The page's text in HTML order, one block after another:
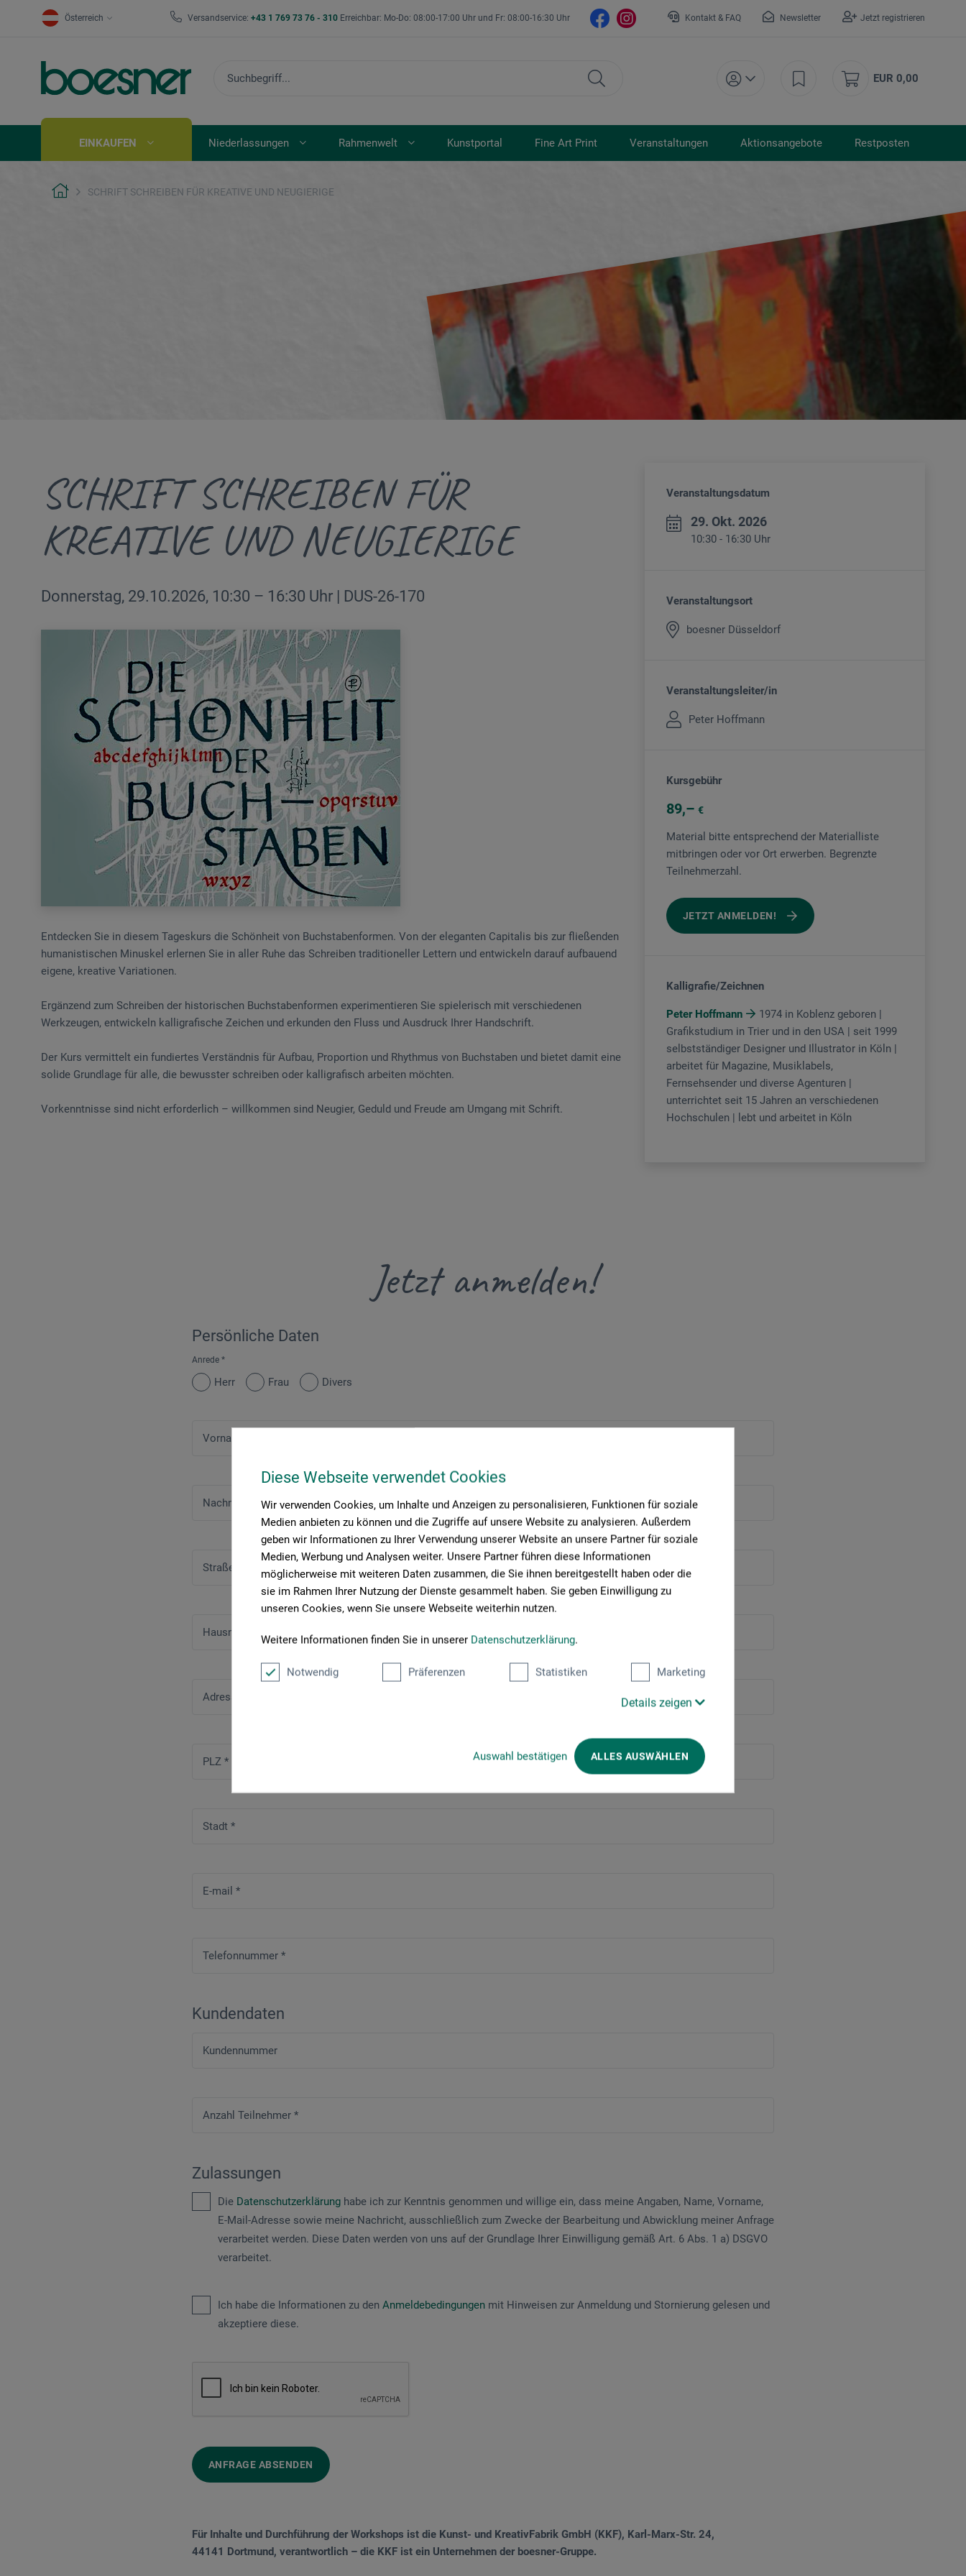
Diese Webseite verwendet Cookies
Wir verwenden Cookies, um Inhalte und Anzeigen zu personalisieren, Funktionen für soziale
Medien anbieten zu können und die Zugriffe auf unsere Website zu analysieren. Außerdem
geben wir Informationen zu Ihrer Verwendung unserer Website an unsere Partner für soziale
Medien, Werbung und Analysen weiter. Unsere Partner führen diese Informationen
möglicherweise mit weiteren Daten zusammen, die Sie ihnen bereitgestellt haben oder die
sie im Rahmen Ihrer Nutzung der Dienste gesammelt haben. Sie geben Einwilligung zu
unseren Cookies, wenn Sie unsere Webseite weiterhin nutzen.
Weitere Informationen finden Sie in unserer Datenschutzerklärung.
Notwendig Präferenzen Statistiken Marketing
Details zeigen
Auswahl bestätigen ALLES AUSWÄHLEN
Österreich Versandservice: +43 1 769 73 76 - 310 Erreichbar: Mo-Do: 08:00-17:00 Uhr und Fr: 08:00-16:30 Uhr Kontakt & FAQ Newsletter Jetzt registrieren
EUR 0,00
EINKAUFEN Niederlassungen Rahmenwelt Kunstportal Fine Art Print Veranstaltungen Aktionsangebote Restposten
SCHRIFT SCHREIBEN FÜR KREATIVE UND NEUGIERIGE
SCHRIFT SCHREIBEN FÜR
KREATIVE UND NEUGIERIGE
Donnerstag, 29.10.2026, 10:30 – 16:30 Uhr | DUS-26-170
Entdecken Sie in diesem Tageskurs die Schönheit von Buchstabenformen. Von der eleganten Capitalis bis zur fließenden
humanistischen Minuskel erlernen Sie in aller Ruhe das Schreiben traditioneller Lettern und entwickeln darauf aufbauend
eigene, kreative Variationen.
Ergänzend zum Schreiben der historischen Buchstabenformen experimentieren Sie spielerisch mit verschiedenen
Werkzeugen, entwickeln kalligrafische Zeichen und erkunden den Fluss und Ausdruck Ihrer Handschrift.
Der Kurs vermittelt ein fundiertes Verständnis für Aufbau, Proportion und Rhythmus von Buchstaben und bietet damit eine
solide Grundlage für alle, die bewusster schreiben oder kalligrafisch arbeiten möchten.
Vorkenntnisse sind nicht erforderlich – willkommen sind Neugier, Geduld und Freude am Umgang mit Schrift.
Veranstaltungsdatum
29. Okt. 2026
10:30 - 16:30 Uhr
Veranstaltungsort
boesner Düsseldorf
Veranstaltungsleiter/in
Peter Hoffmann
Kursgebühr
89 €
Material bitte entsprechend der Materialliste
mitbringen oder vor Ort erwerben. Begrenzte
Teilnehmerzahl.
JETZT ANMELDEN!
Kalligrafie/Zeichnen
Peter Hoffmann
1974 in Koblenz geboren |
Grafikstudium in Trier und in den USA | seit 1999
selbstständiger Designer und Illustrator in Köln |
arbeitet für Magazine, Musiklabels,
Fernsehsender und diverse Agenturen |
unterrichtet seit 15 Jahren an verschiedenen
Hochschulen | lebt und arbeitet in Köln
Jetzt anmelden!
Persönliche Daten
Anrede *
Herr Frau Divers
Vorname
Nachname *
Straße
Hausnummer
Adresszusatz / Firma
PLZ *
Stadt *
E-mail *
Telefonnummer *
Kundendaten
Kundennummer
Anzahl Teilnehmer *
Zulassungen
Die Datenschutzerklärung habe ich zur Kenntnis genommen und willige ein, dass meine Angaben, Name, Vorname,
E-Mail-Adresse sowie meine Nachricht, ausschließlich zum Zwecke der Bearbeitung und Abwicklung meiner Anfrage
verarbeitet werden. Diese Daten werden von uns auf der Grundlage Ihrer Einwilligung gemäß Art. 6 Abs. 1 a) DSGVO
verarbeitet.
Ich habe die Informationen zu den Anmeldebedingungen mit Hinweisen zur Anmeldung und Stornierung gelesen und
akzeptiere diese.
ANFRAGE ABSENDEN
Für Inhalte und Durchführung der Workshops ist die Kunst- und KreativFabrik GmbH (KKF), Karl-Marx-Str. 24,
44141 Dortmund, verantwortlich – die KKF ist ein Unternehmen der boesner-Gruppe.